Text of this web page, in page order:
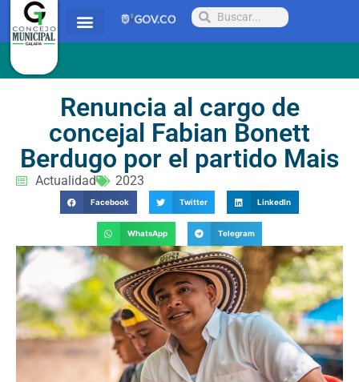
Renuncia al cargo de
concejal Fabian Bonett
Berdugo por el partido Mais
Actualidad 2023
Facebook Twitter LinkedIn
WhatsApp Telegram